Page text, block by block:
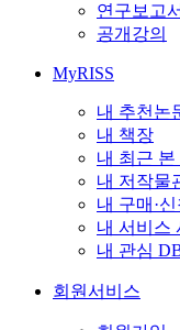
연구보고서
공개강의
MyRISS
내 추천논
내 책장
내 최근 본
내 저작물
내 구매·
내 서비스
내 관심
회원서비스